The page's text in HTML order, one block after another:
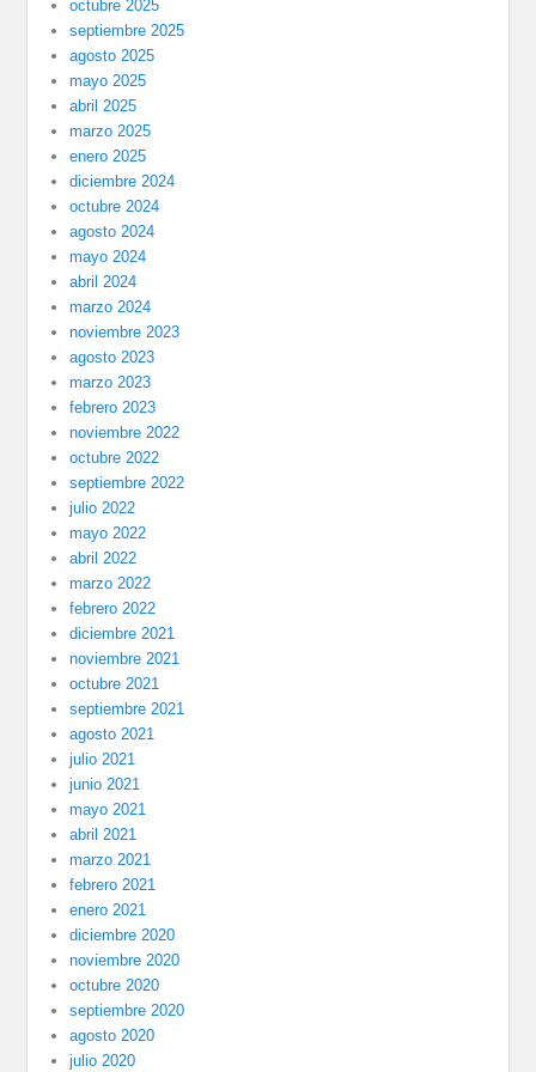
octubre 2025
septiembre 2025
agosto 2025
mayo 2025
abril 2025
marzo 2025
enero 2025
diciembre 2024
octubre 2024
agosto 2024
mayo 2024
abril 2024
marzo 2024
noviembre 2023
agosto 2023
marzo 2023
febrero 2023
noviembre 2022
octubre 2022
septiembre 2022
julio 2022
mayo 2022
abril 2022
marzo 2022
febrero 2022
diciembre 2021
noviembre 2021
octubre 2021
septiembre 2021
agosto 2021
julio 2021
junio 2021
mayo 2021
abril 2021
marzo 2021
febrero 2021
enero 2021
diciembre 2020
noviembre 2020
octubre 2020
septiembre 2020
agosto 2020
julio 2020